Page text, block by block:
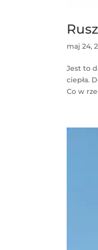
maj 24,
Jest to
ciepła.
Co w